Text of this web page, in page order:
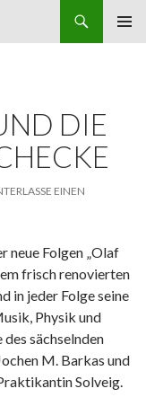
DIE
EINEN
neue Folgen „Olaf
frisch renovierten
in jeder Folge seine
Physik und
sächselnden
M. Barkas und
Solveig.